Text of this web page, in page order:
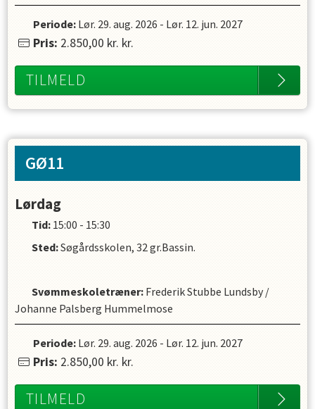
Periode: Lør. 29. aug. 2026 - Lør. 12. jun. 2027
Pris: 2.850,00 kr. kr.
TILMELD
GØ11
Lørdag
Tid: 15:00 - 15:30
Sted:Søgårdsskolen, 32 gr.Bassin.
Svømmeskoletræner: Frederik Stubbe Lundsby /
Johanne Palsberg Hummelmose
Periode: Lør. 29. aug. 2026 - Lør. 12. jun. 2027
Pris: 2.850,00 kr. kr.
TILMELD